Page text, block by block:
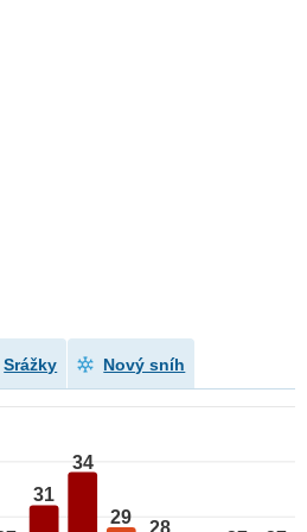
Srážky Nový sníh
31
34
29